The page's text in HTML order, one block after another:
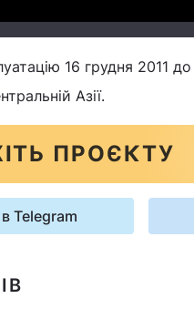
16 грудня 2011
Азії.
ПРОЄКТУ
Telegram